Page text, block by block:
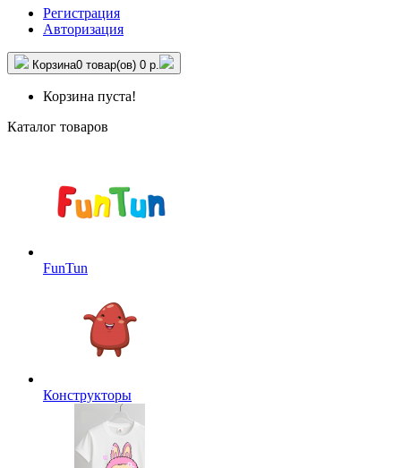
Регистрация
Авторизация
Корзина0 товар(ов) 0 р.
Корзина пуста!
Каталог товаров
FunTun
Конструкторы